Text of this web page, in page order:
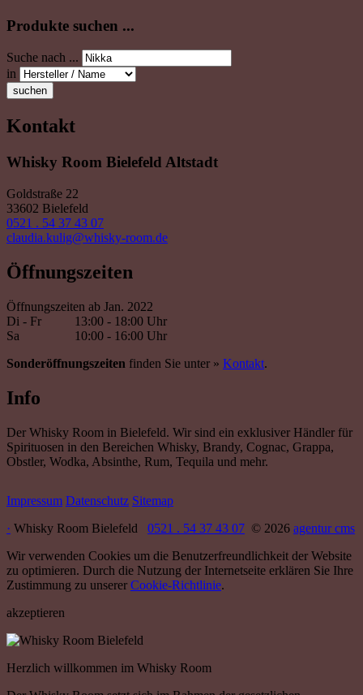
Produkte suchen ...
Suche nach ...
in
suchen
Kontakt
Whisky Room Bielefeld Altstadt
Goldstraße 22
33602 Bielefeld
0521 . 54 37 43 07
claudia.kulig@whisky-room.de
Öffnungszeiten
Öffnungszeiten ab Jan. 2022
Di - Fr
13:00 - 18:00 Uhr
Sa
10:00 - 16:00 Uhr
Sonderöffnungszeiten finden Sie unter » Kontakt.
Info
Der Whisky Room in Bielefeld. Wir sind ein exklusiver Händler für
Spirituosen in den Bereichen Whisky, Brandy, Cognac, Grappa,
Obstler, Wodka, Absinthe, Rum, Tequila und mehr.
Impressum Datenschutz Sitemap
· Whisky Room Bielefeld 0521 . 54 37 43 07 © 2026 agentur cms
Wir verwenden Cookies um die Benutzerfreundlichkeit der Website
zu optimieren. Durch die Nutzung der Internetseite erklären Sie Ihre
Zustimmung zu unserer Cookie-Richtlinie.
akzeptieren
Herzlich willkommen im Whisky Room